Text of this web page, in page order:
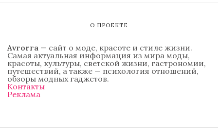
О ПРОЕКТЕ
Avrorra — сайт о моде, красоте и стиле жизни.
Самая актуальная информация из мира моды,
красоты, культуры, светской жизни, гастрономии,
путешествий, а также — психология отношений,
обзоры модных гаджетов.
Контакты
Реклама